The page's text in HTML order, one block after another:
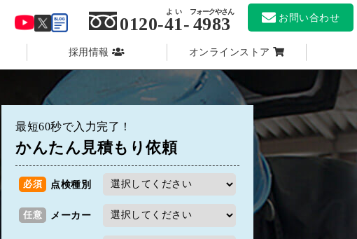
0120-41
よい
- 4983
フォークやさん
お問い合わせ
採用情報 オンラインストア
最短60秒で入力完了！
かんたん見積もり依頼
点検種別
メーカー